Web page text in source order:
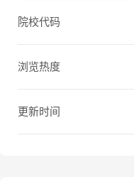
院校代码
浏览热度
更新时间